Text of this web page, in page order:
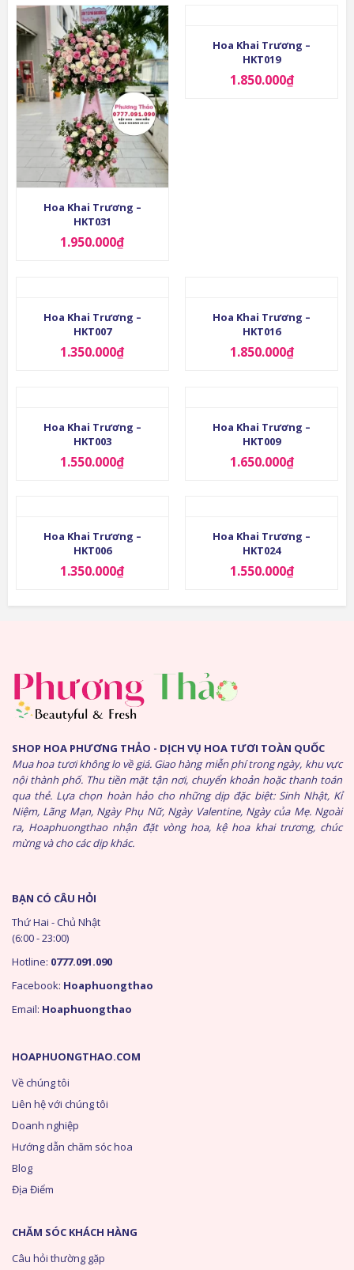
Hoa Khai Trương –
HKT031
1.950.000₫
Hoa Khai Trương –
HKT019
1.850.000₫
Hoa Khai Trương –
HKT007
1.350.000₫
Hoa Khai Trương –
HKT016
1.850.000₫
Hoa Khai Trương –
HKT003
1.550.000₫
Hoa Khai Trương –
HKT009
1.650.000₫
Hoa Khai Trương –
HKT006
1.350.000₫
Hoa Khai Trương –
HKT024
1.550.000₫
SHOP HOA PHƯƠNG THẢO - DỊCH VỤ HOA TƯƠI TOÀN QUỐC
Mua hoa tươi không lo về giá. Giao hàng miễn phí trong ngày, khu vực
nội thành phố. Thu tiền mặt tận nơi, chuyển khoản hoặc thanh toán
qua thẻ. Lựa chọn hoàn hảo cho những dịp đặc biệt: Sinh Nhật, Kỉ
Niệm, Lãng Mạn, Ngày Phụ Nữ, Ngày Valentine, Ngày của Mẹ. Ngoài
ra, Hoaphuongthao nhận đặt vòng hoa, kệ hoa khai trương, chúc
mừng và cho các dịp khác.
HOAPHUONGTHAO.COM
Về chúng tôi
Liên hệ với chúng tôi
Doanh nghiệp
Hướng dẫn chăm sóc hoa
Blog
Địa Điểm
CHĂM SÓC KHÁCH HÀNG
Câu hỏi thường gặp
BẠN CÓ CÂU HỎI
Thứ Hai - Chủ Nhật
(6:00 - 23:00)
Hotline: 0777.091.090
Facebook: Hoaphuongthao
Email: Hoaphuongthao